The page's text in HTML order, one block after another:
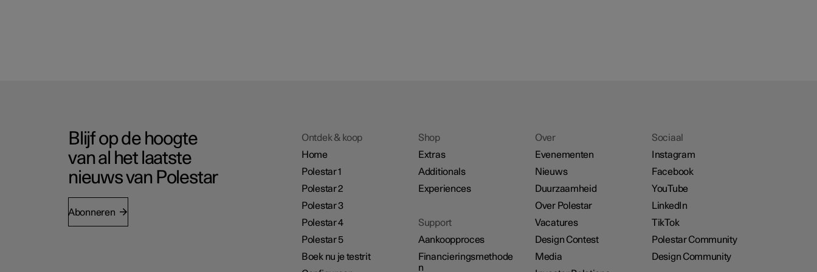
Blijf op de hoogte
van al het laatste
nieuws van Polestar
Abonneren
Ontdek & koop
Home
Polestar 1
Polestar 2
Polestar 3
Polestar 4
Polestar 5
Boek nu je testrit
Shop
Extras
Additionals
Experiences
Support
Aankoopproces
Financieringsmethode
n
Over
Evenementen
Nieuws
Duurzaamheid
Over Polestar
Vacatures
Design Contest
Media
Sociaal
Instagram
Facebook
YouTube
LinkedIn
TikTok
Polestar Community
Design Community